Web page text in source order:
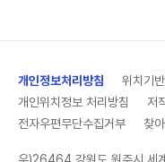
개인정보처리방침
위치기
개인위치정보 처리방침
저
전자우편무단수집거부
찾